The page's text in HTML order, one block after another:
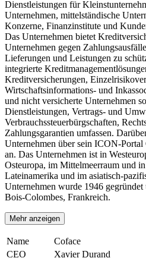
Dienstleistungen für
Unternehmen, mittelständische
Konzerne, Finanzinstitute und
Das Unternehmen bietet
Unternehmen gegen
Lieferungen und Leistungen zu
integrierte
Kreditversicherungen,
Wirtschaftsinformations- und
und nicht versicherte Unternehmen
Dienstleistungen, Vertrags- und
Verbrauchssteuerbürgschaften,
Zahlungsgarantien umfassen.
Unternehmen über sein ICON-Portal
an. Das Unternehmen ist in
Osteuropa, im Mittelmeerraum und
Lateinamerika und im asiatisch-
Unternehmen wurde 1946
Bois-Colombes, Frankreich.
Mehr anzeigen
Name
Coface
CEO
Xavier Durand